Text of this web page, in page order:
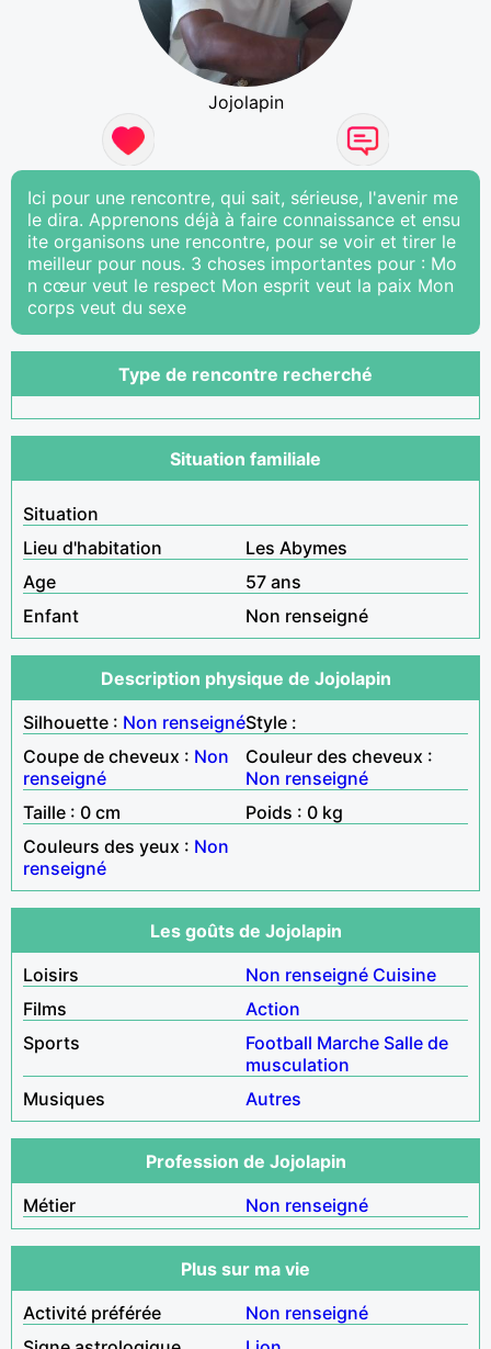
Jojolapin
Ici pour une rencontre, qui sait, sérieuse, l'avenir me
le dira. Apprenons déjà à faire connaissance et ensu
ite organisons une rencontre, pour se voir et tirer le
meilleur pour nous. 3 choses importantes pour : Mo
n cœur veut le respect Mon esprit veut la paix Mon
corps veut du sexe
Type de rencontre recherché
Situation familiale
Situation
Lieu d'habitation
Les Abymes
Age
57 ans
Enfant
Non renseigné
Description physique de Jojolapin
Silhouette : Non renseignéStyle :
Coupe de cheveux : Non
renseigné
Couleur des cheveux :
Non renseigné
Taille : 0 cm
Poids : 0 kg
Couleurs des yeux : Non
renseigné
Les goûts de Jojolapin
Loisirs
Non renseigné Cuisine
Films
Action
Sports
Football Marche Salle de
musculation
Musiques
Autres
Profession de Jojolapin
Métier
Non renseigné
Plus sur ma vie
Activité préférée
Non renseigné